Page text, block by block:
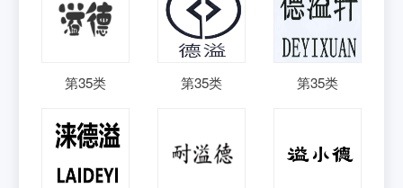
第35类 第35类 第35类